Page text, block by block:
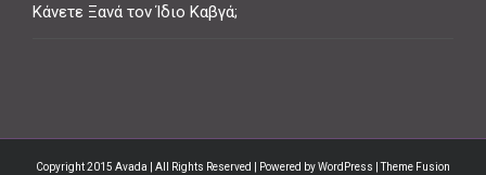
Κάνετε Ξανά τον Ίδιο Καβγά;
Copyright 2015 Avada | All Rights Reserved | Powered byWordPress | Theme Fusion